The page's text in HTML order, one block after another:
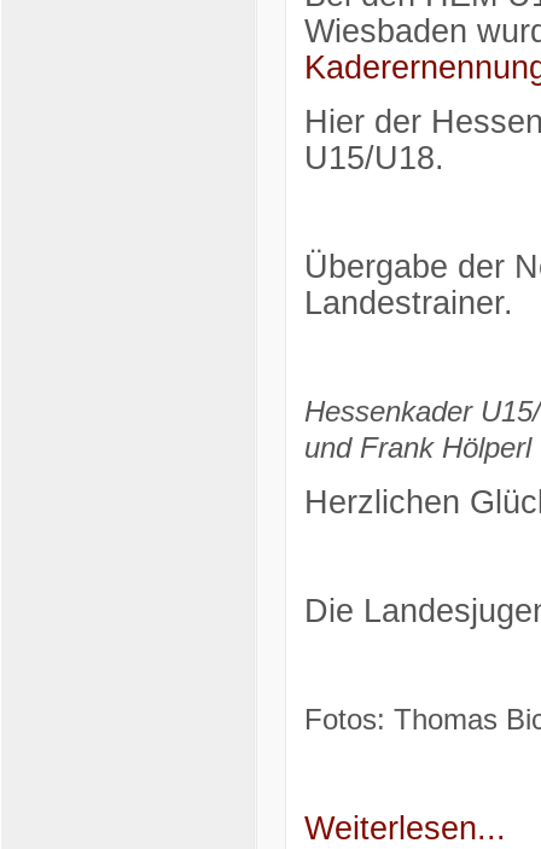
Wiesbaden
Hier der
U15/U18.
Übergabe der
Landestrainer.
Hessenkader
und Frank Hölperl
Herzlichen
Die
Fotos: Thomas
Weiterlesen...